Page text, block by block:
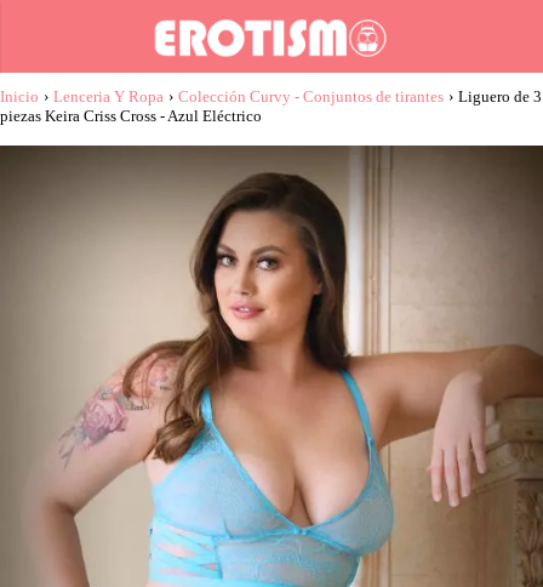
Inicio › Lenceria Y Ropa › Colección Curvy - Conjuntos de tirantes › Liguero de 3
piezas Keira Criss Cross - Azul Eléctrico